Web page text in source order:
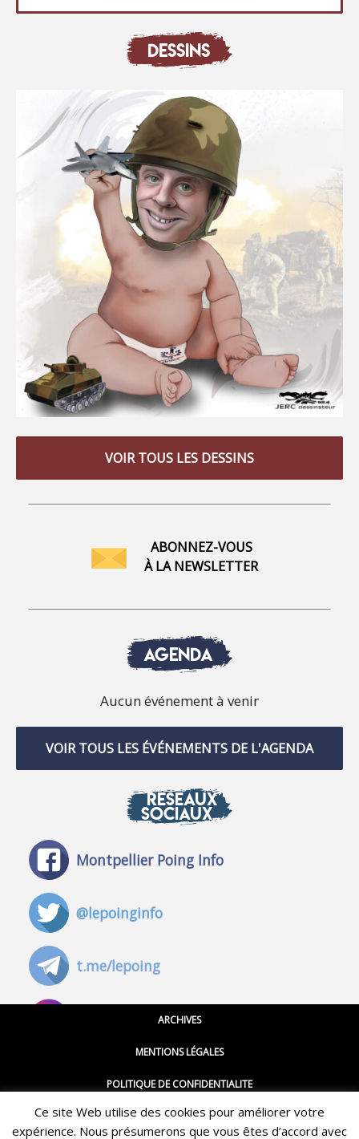
DESSINS
VOIR TOUS LES DESSINS
ABONNEZ-VOUS
À LA NEWSLETTER
AGENDA
Aucun événement à venir
VOIR TOUS LES ÉVÉNEMENTS DE L'AGENDA
RÉSEAUX
SOCIAUX
Montpellier Poing Info
@lepoinginfo
t.me/lepoing
@montpellierpoinginfo
@LePoingMontpellier
ARCHIVES
MENTIONS LÉGALES
POLITIQUE DE CONFIDENTIALITE
CGU
Ce site Web utilise des cookies pour améliorer votre
expérience. Nous présumerons que vous êtes d’accord avec